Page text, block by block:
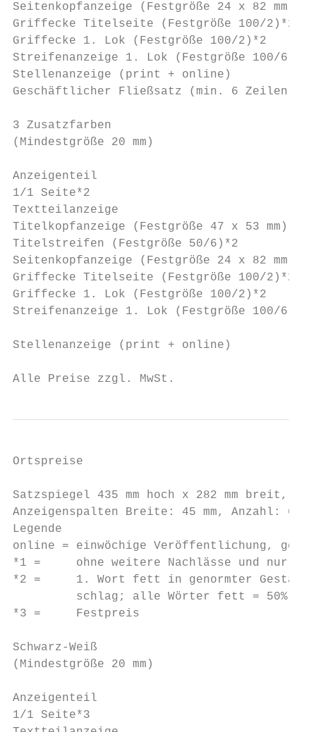
Seitenkopfanzeige (Festgröße 24 x
Griffecke Titelseite (Festgröße 100/
Griffecke 1. Lok (Festgröße 100/
Streifenanzeige 1. Lok (Festgröße
Stellenanzeige (print + online)
Geschäftlicher Fließsatz (min. 6
3 Zusatzfarben
(Mindestgröße 20 mm)
Anzeigenteil
1/1 Seite*2
Textteilanzeige
Titelkopfanzeige (Festgröße 47 x 53
Titelstreifen (Festgröße 50/6)*2
Seitenkopfanzeige (Festgröße 24 x
Griffecke Titelseite (Festgröße 100/
Griffecke 1. Lok (Festgröße 100/
Streifenanzeige 1. Lok (Festgröße 100/6)*
Stellenanzeige (print + online)
Alle Preise zzgl. MwSt.
Ortspreise
Satzspiegel 435 mm hoch x 282 mm breit,
Anzeigenspalten Breite: 45 mm, Anzahl: 6
Legende
online = einwöchige Veröffentlichung,
*1 =     ohne weitere Nachlässe und nur
*2 =     1. Wort fett in genormter Gestaltung
schlag; alle Wörter fett = 50%
*3 =     Festpreis
Schwarz-Weiß
(Mindestgröße 20 mm)
Anzeigenteil
1/1 Seite*3